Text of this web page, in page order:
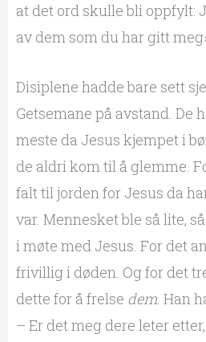
at det ord skulle bli oppfylt:
av dem som du har gitt
Disiplene hadde bare sett
Getsemane på avstand. De
meste da Jesus kjempet i
de aldri kom til å glemme.
falt til jorden for Jesus da
var. Mennesket ble så lite,
i møte med Jesus. For det
frivillig i døden. Og for det
dette for å frelse dem. Han
– Er det meg dere leter